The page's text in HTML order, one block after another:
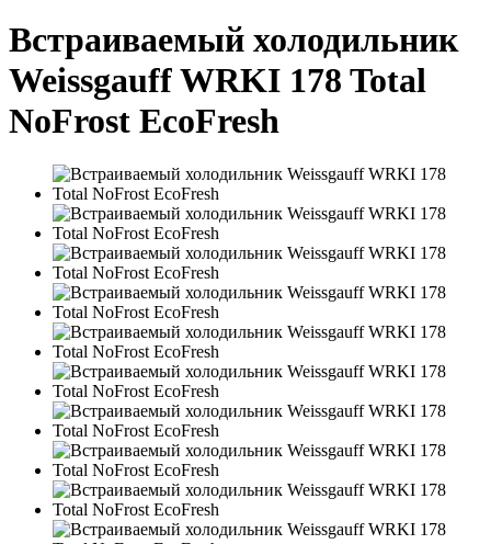
Встраиваемый холодильник
Weissgauff WRKI 178 Total
NoFrost EcoFresh